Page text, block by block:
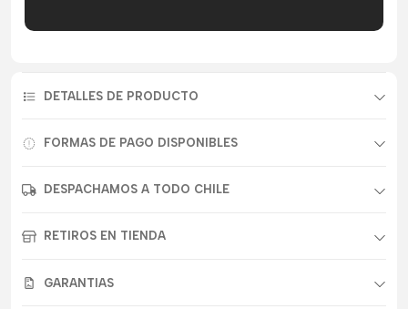
DETALLES DE PRODUCTO
FORMAS DE PAGO DISPONIBLES
DESPACHAMOS A TODO CHILE
RETIROS EN TIENDA
GARANTIAS